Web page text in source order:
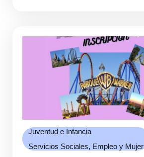
Juventud e Infancia
Servicios Sociales, Empleo y Mujer